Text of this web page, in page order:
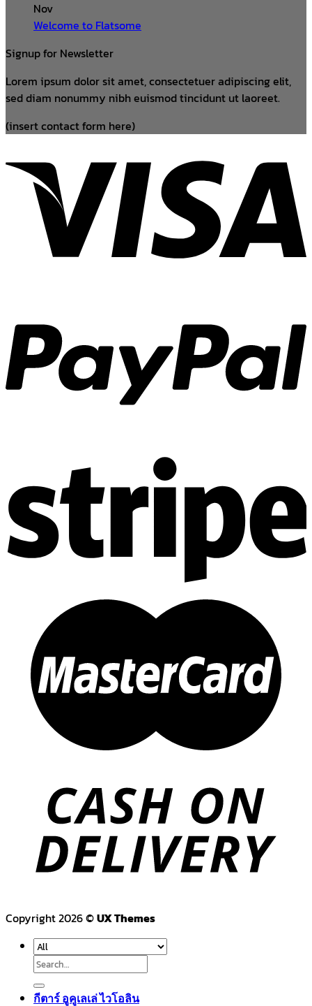
Nov
Welcome to Flatsome
Signup for Newsletter
Lorem ipsum dolor sit amet, consectetuer adipiscing elit,
sed diam nonummy nibh euismod tincidunt ut laoreet.
(insert contact form here)
Copyright 2026 ©UX Themes
Search
for:
กีตาร์ อูคูเลเล่ ไวโอลิน